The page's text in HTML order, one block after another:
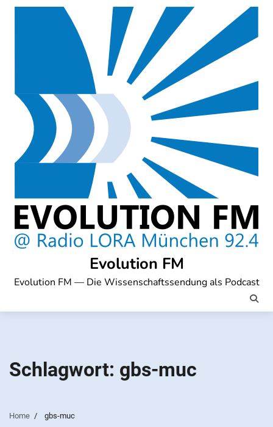
Skip
Evolution FM
Evolution FM — Die Wissenschaftssendung als Podcast
Schlagwort: gbs-muc
Home gbs-muc